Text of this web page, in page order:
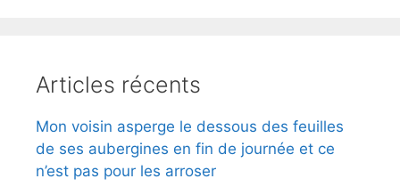
Articles récents
Mon voisin asperge le dessous des feuilles
de ses aubergines en fin de journée et ce
n’est pas pour les arroser